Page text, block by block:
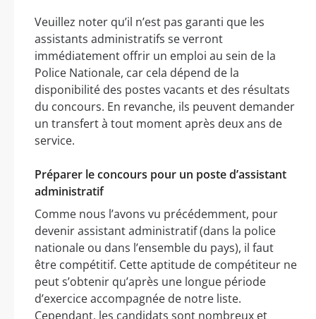
Veuillez noter qu’il n’est pas garanti que les
assistants administratifs se verront
immédiatement offrir un emploi au sein de la
Police Nationale, car cela dépend de la
disponibilité des postes vacants et des résultats
du concours. En revanche, ils peuvent demander
un transfert à tout moment après deux ans de
service.
Préparer le concours pour un poste d’assistant
administratif
Comme nous l’avons vu précédemment, pour
devenir assistant administratif (dans la police
nationale ou dans l’ensemble du pays), il faut
être compétitif. Cette aptitude de compétiteur ne
peut s’obtenir qu’après une longue période
d’exercice accompagnée de notre liste.
Cependant, les candidats sont nombreux et